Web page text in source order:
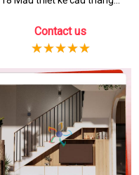
Contact us